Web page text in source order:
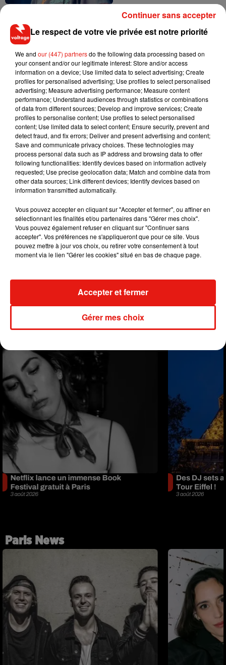
11 juin 2026
Paris sans écran : 2ème
Journée Hors Ligne
10 juin 2026
Grandeur Nature à
Sartrouville
Musique
3 août 2026
Netflix lance un immense Book
Festival gratuit à Paris
3 août 2026
Des DJ sets
Tour Eiffel !
Paris News
Le respect de votre vie privée est notre priorité
We and our (447) partnersdo the following data processing based on
your consent and/or our legitimate interest: Store and/or access
information on a device; Use limited data to select advertising; Create
profiles for personalised advertising; Use profiles to select personalised
advertising; Measure advertising performance; Measure content
performance; Understand audiences through statistics or combinations
of data from different sources; Develop and improve services; Create
profiles to personalise content; Use profiles to select personalised
content; Use limited data to select content; Ensure security, prevent and
detect fraud, and fix errors; Deliver and present advertising and content;
Save and communicate privacy choices. These technologies may
process personal data such as IP address and browsing data to offer
following functionalities: Identify devices based on information actively
requested; Use precise geolocation data; Match and combine data from
other data sources; Link different devices; Identify devices based on
information transmitted automatically.
Vous pouvez accepter en cliquant sur "Accepter et fermer", ou affiner en
sélectionnant les finalités et/ou partenaires dans "Gérer mes choix".
Vous pouvez également refuser en cliquant sur "Continuer sans
accepter". Vos préférences ne s'appliqueront que pour ce site. Vous
pouvez mettre à jour vos choix, ou retirer votre consentement à tout
moment via le lien "Gérer les cookies" situé en bas de chaque page.
Gérer mes choix
Accepter et fermer
Continuer sans accepter